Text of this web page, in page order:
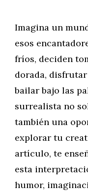
Imagina un
esos
fríos, deciden
dorada,
bailar bajo las
surrealista no
también una
explorar tu
artículo, te
esta
humor,